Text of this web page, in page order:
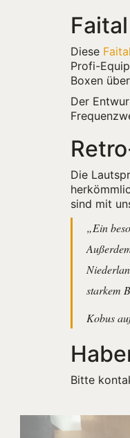
Diese
Profi-
Boxen
Der
Die
sind mit
„Ein
starkem
Kobus
Bitte